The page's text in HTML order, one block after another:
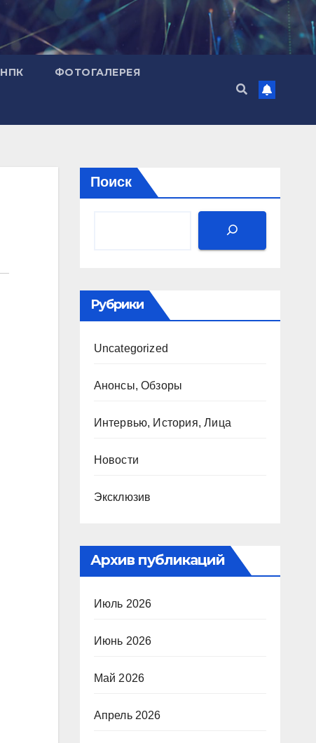
НПК ФОТОГАЛЕРЕЯ
Поиск
Рубрики
Uncategorized
Анонсы, Обзоры
Интервью, История, Лица
Новости
Эксклюзив
Архив публикаций
Июль 2026
Июнь 2026
Май 2026
Апрель 2026